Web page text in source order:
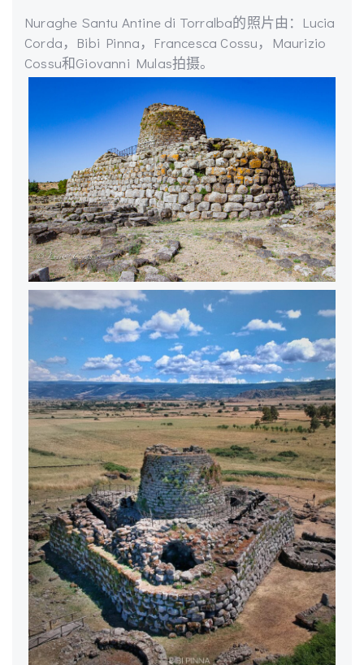
Nuraghe Santu Antine di Torralba的照片由：Lucia
Corda，Bibi Pinna，Francesca Cossu，Maurizio
Cossu和Giovanni Mulas拍摄。